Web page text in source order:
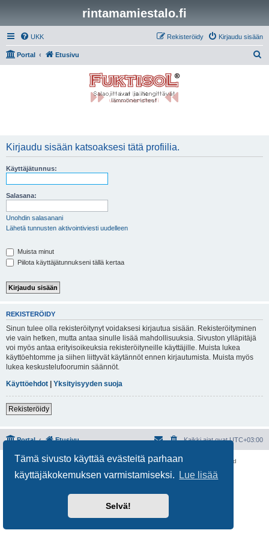
Tämä sivusto käyttää evästeitä parhaan
käyttäjäkokemuksen varmistamiseksi.
Lue lisää
Selvä!
rintamamiestalo.fi
UKK Kirjaudu sisään
Rekisteröidy
Portal Etusivu
Kirjaudu sisään katsoaksesi tätä profiilia.
Käyttäjätunnus:
Salasana:
Unohdin salasanani
Lähetä tunnusten aktivointiviesti uudelleen
Muista minut
Piilota käyttäjätunnukseni tällä kertaa
REKISTERÖIDY
Sinun tulee olla rekisteröitynyt voidaksesi kirjautua sisään. Rekisteröityminen
vie vain hetken, mutta antaa sinulle lisää mahdollisuuksia. Sivuston ylläpitäjä
voi myös antaa erityisoikeuksia rekisteröityneille käyttäjille. Muista lukea
käyttöehtomme ja siihen liittyvät käytännöt ennen kirjautumista. Muista myös
lukea keskustelufoorumin säännöt.
Käyttöehdot | Yksityisyyden suoja
Rekisteröidy
Portal Etusivu Kaikki ajat ovatUTC+03:00
Keskustelufoorumin ohjelmistophpBB® Forum Software © phpBB Limited
Käännös: phpBB Suomi (lurttinen, harritapio, Pettis)